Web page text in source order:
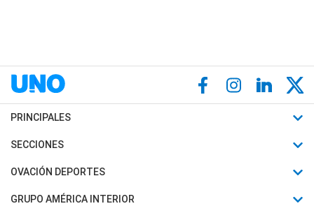
PRINCIPALES
Últimas Noticias
Política
SECCIONES
Horóscopo
Motores
OVACIÓN DEPORTES
Fútbol
GRUPO AMÉRICA INTERIOR